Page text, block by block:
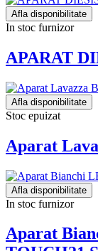
Afla disponibilitate
In stoc furnizor
APARAT
Afla disponibilitate
Stoc epuizat
Aparat
Afla disponibilitate
In stoc furnizor
Aparat